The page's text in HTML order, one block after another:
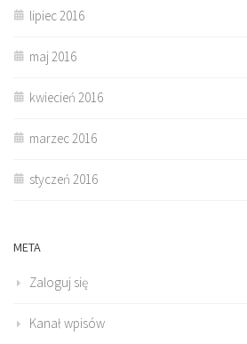
lipiec 2016
maj 2016
kwiecień 2016
marzec 2016
styczeń 2016
META
Zaloguj się
Kanał wpisów